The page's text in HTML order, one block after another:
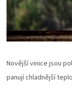
Novější vinice jsou
panují chladnější